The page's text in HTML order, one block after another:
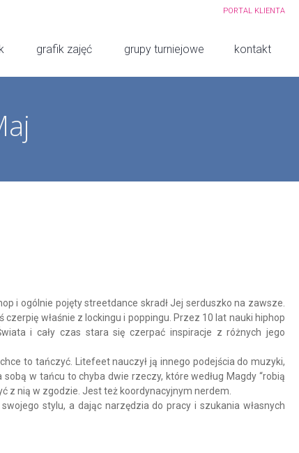
PORTAL KLIENTA
grafik zajęć grupy turniejowe kontakt
i ogólnie pojęty streetdance skradł Jej serduszko na zawsze.
właśnie z lockingu i poppingu. Przez 10 lat nauki hiphop
i cały czas stara się czerpać inspiracje z różnych jego
to tańczyć. Litefeet nauczył ją innego podejścia do muzyki,
w tańcu to chyba dwie rzeczy, które według Magdy “robią
z nią w zgodzie. Jest też koordynacyjnym nerdem.
stylu, a dając narzędzia do pracy i szukania własnych